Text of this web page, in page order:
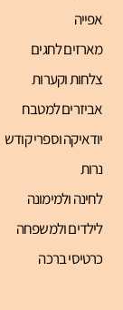
אפייה
מארזים לחגים
צלחות וקערות
אביזרים למטבח
יודאיקה וספרי קודש
נרות
לחינה ולמימונה
לילדים ולמשפחה
כרטיסי ברכה